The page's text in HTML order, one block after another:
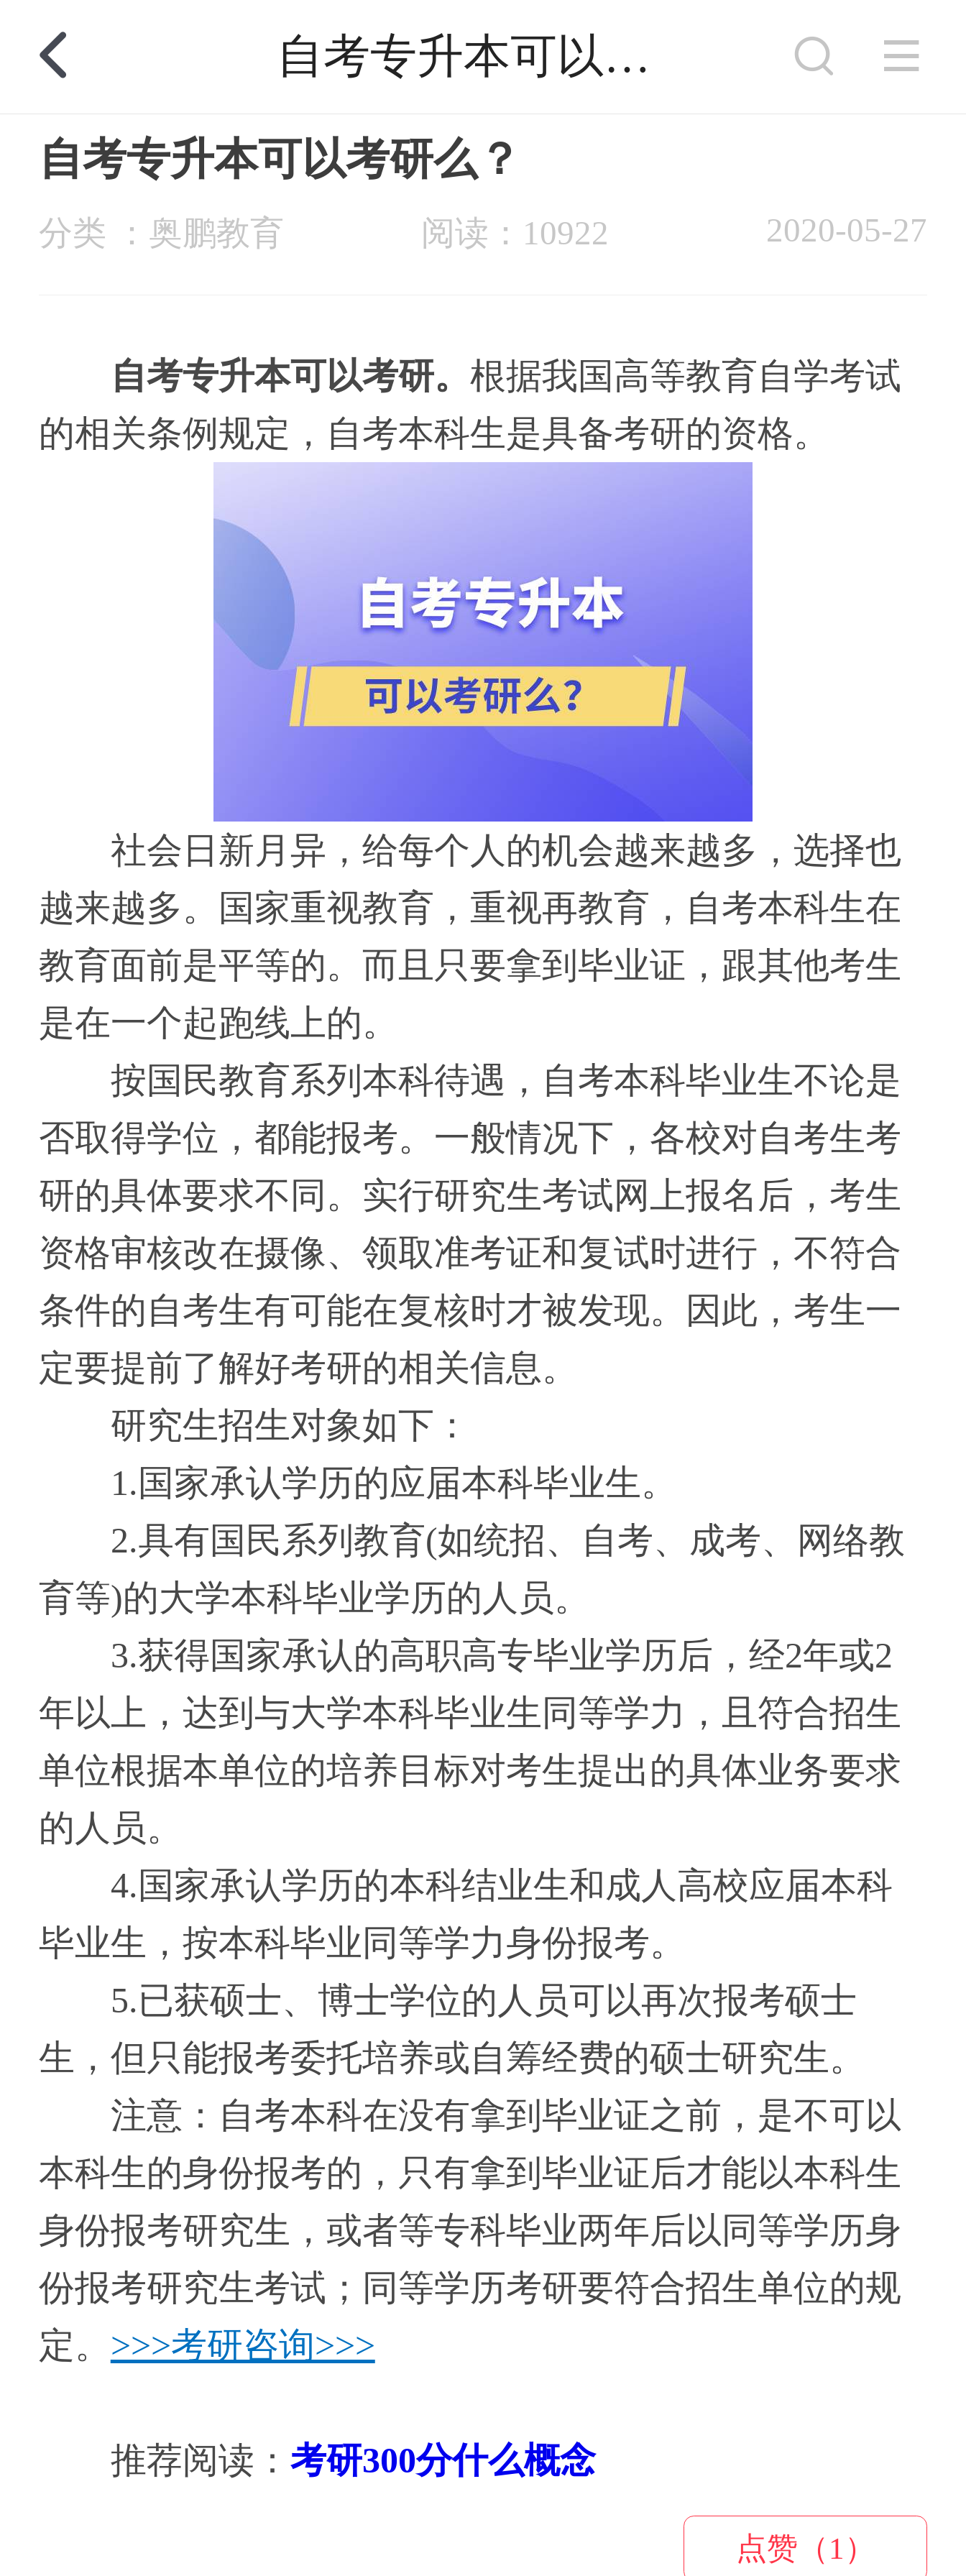
自考专升本可以考研么？
自考专升本可以考研么？
分类 ：奥鹏教育 2020-05-27
阅读：10922
自考专升本可以考研。根据我国高等教育自学考试
的相关条例规定，自考本科生是具备考研的资格。
社会日新月异，给每个人的机会越来越多，选择也
越来越多。国家重视教育，重视再教育， 自考本科生在
教育面前是平等的。而且只要拿到毕业证，跟其他考生
是在一个起跑线上的。
按国民教育系列本科待遇，自考本科毕业生不论是
否取得学位，都能报考。一般情况下，各校对自考生考
研的具体要求不同。实行研究生考试网上报名后，考生
资格审核改在摄像、领取准考证和复试时进行，不符合
条件的自考生有可能在复核时才被发现。因此，考生一
定要提前了解好考研的相关信息。
研究生招生对象如下：
1.国家承认学历的应届本科毕业生。
2.具有国民系列教育(如统招、自考、成考、网络教
育等)的大学本科毕业学历的人员。
3.获得国家承认的高职高专毕业学历后，经2年或2
年以上，达到与大学本科毕业生同等学力，且符合招生
单位根据本单位的培养目标对考生提出的具体业务要求
的人员。
4.国家承认学历的本科结业生和成人高校应届本科
毕业生，按本科毕业同等学力身份报考。
5.已获硕士、博士学位的人员可以再次报考硕士
生，但只能报考委托培养或自筹经费的硕士研究生。
注意：自考本科在没有拿到毕业证之前，是不可以
本科生的身份报考的，只有拿到毕业证后才能以本科生
身份报考研究生，或者等专科毕业两年后以同等学历身
份报考研究生考试；同等学历考研要符合招生单位的规
定。 >>>考研咨询>>>
推荐阅读：考研300分什么概念
点赞（1）